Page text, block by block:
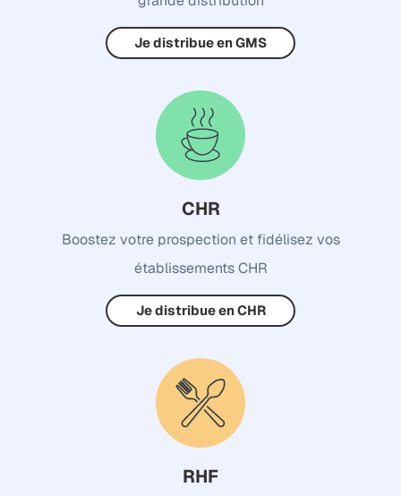
Je distribue en GMS
CHR
Boostez votre prospection et fidélisez vos
établissements CHR
Je distribue en CHR
RHF